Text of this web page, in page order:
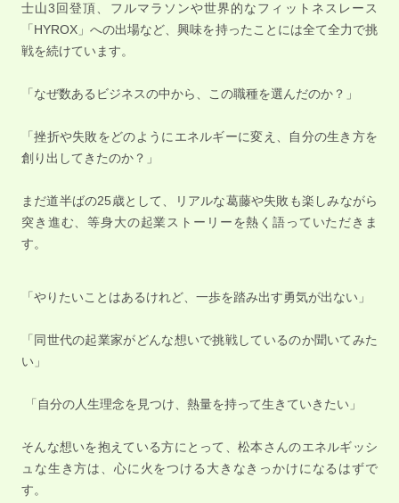
士山3回登頂、フルマラソンや世界的なフィットネスレース
「HYROX」への出場など、興味を持ったことには全て全力で挑
戦を続けています。
「なぜ数あるビジネスの中から、この職種を選んだのか？」
「挫折や失敗をどのようにエネルギーに変え、自分の生き方を
創り出してきたのか？」
まだ道半ばの25歳として、リアルな葛藤や失敗も楽しみながら
突き進む、等身大の起業ストーリーを熱く語っていただきま
す。
「やりたいことはあるけれど、一歩を踏み出す勇気が出ない」
「同世代の起業家がどんな想いで挑戦しているのか聞いてみた
い」
「自分の人生理念を見つけ、熱量を持って生きていきたい」
そんな想いを抱えている方にとって、松本さんのエネルギッシ
ュな生き方は、心に火をつける大きなきっかけになるはずで
す。